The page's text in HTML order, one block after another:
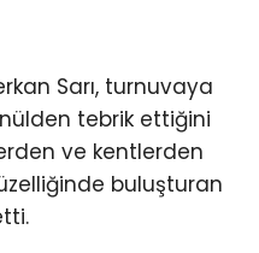
Sarı, turnuvaya
tebrik ettiğini
ve kentlerden
buluşturan